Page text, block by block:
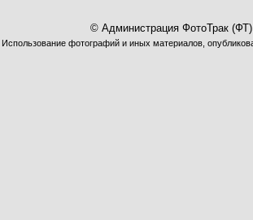
© Администрация ФотоТрак
Использование фотографий и иных материалов,